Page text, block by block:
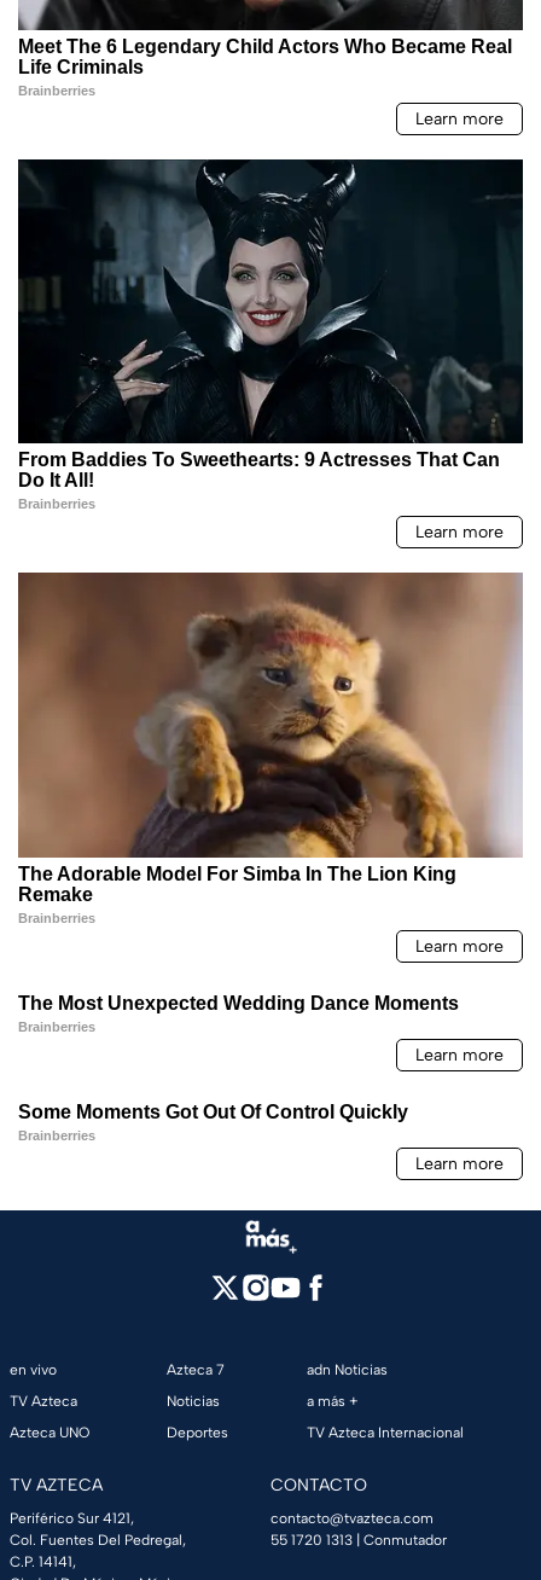
en vivo
TV Azteca
Azteca UNO
Azteca 7
Noticias
Deportes
adn Noticias
a más +
TV Azteca Internacional
TV AZTECA
Periférico Sur 4121,
Col. Fuentes Del Pedregal,
C.P. 14141,
CONTACTO
contacto@tvazteca.com
55 1720 1313 | Conmutador